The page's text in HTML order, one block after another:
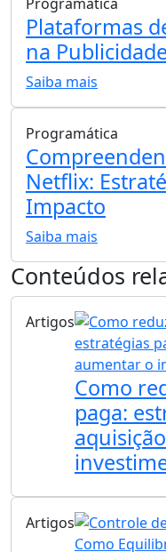
Plataformas
na
Saiba mais
Programática
Netflix:
Impacto
Saiba mais
Conteúdos
Artigos
Como
paga:
Artigos